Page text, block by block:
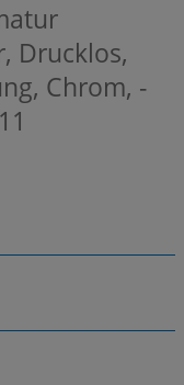
Drucklos,
Chrom, -